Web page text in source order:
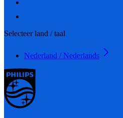
Selecteer land / taal
Nederland / Nederlands